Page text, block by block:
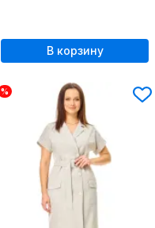
В корзину
%